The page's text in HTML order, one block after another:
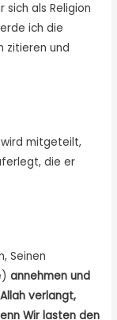
sich als Religion
ich die
zitieren und
wird mitgeteilt,
die er
Seinen
annehmen und
verlangt,
Wir lasten den